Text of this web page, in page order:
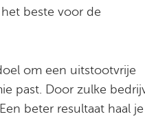
beste voor de
om een uitstootvrije
past. Door zulke
beter resultaat haal